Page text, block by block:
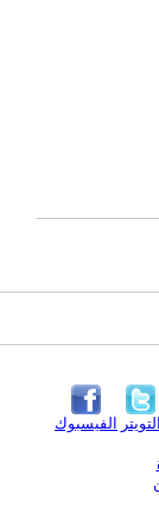
الفيسبوك التويتر